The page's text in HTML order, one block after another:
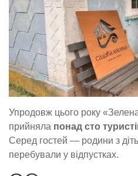
Упродовж цього року
прийняла понад сто
Серед гостей — родини з
перебували у відпустках.